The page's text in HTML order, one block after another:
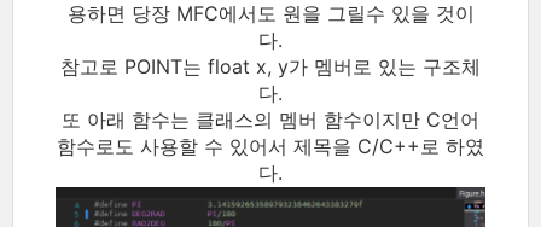
용하면 당장 MFC에서도 원을 그릴수 있을 것이
다.
참고로 POINT는 float x, y가 멤버로 있는 구조체
다.
또 아래 함수는 클래스의 멤버 함수이지만 C언어
함수로도 사용할 수 있어서 제목을 C/C++로 하였
다.